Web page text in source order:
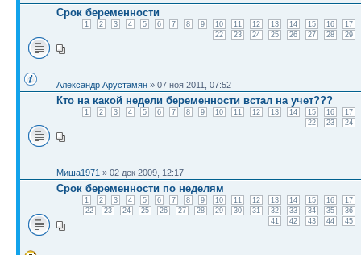
Срок беременности
1 2 3 4 5 6 7 8 9 10 11 12 13 14 15 16
17
22
23 24 25 26 27 28 29
Александр Арустамян » 07 ноя 2011, 07:52
Кто на какой недели беременности встал на учет???
1 2 3 4 5 6 7 8 9 10 11 12 13 14 15 16
17
22
23 24
Миша1971 » 02 дек 2009, 12:17
Срок беременности по неделям
1 2 3 4 5 6 7 8 9 10 11 12 13 14 15 16
17
22
23 24 25 26 27 28 29 30 31 32 33 34 35
36
41
42 43 44 45